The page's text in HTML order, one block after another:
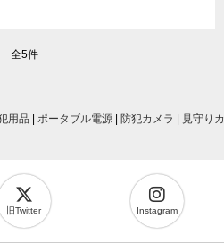
全5件
用品 ポータブル電源 防犯カメラ 見守り
旧Twitter Instagram